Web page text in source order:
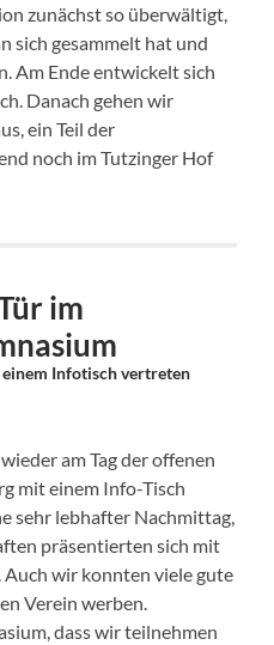
zunächst so überwältigt,
sich gesammelt hat und
Am Ende entwickelt sich
Danach gehen wir
ein Teil der
noch im Tutzinger Hof
im
einem Infotisch vertreten
am Tag der offenen
mit einem Info-Tisch
sehr lebhafter Nachmittag,
präsentierten sich mit
wir konnten viele gute
Verein werben.
dass wir teilnehmen